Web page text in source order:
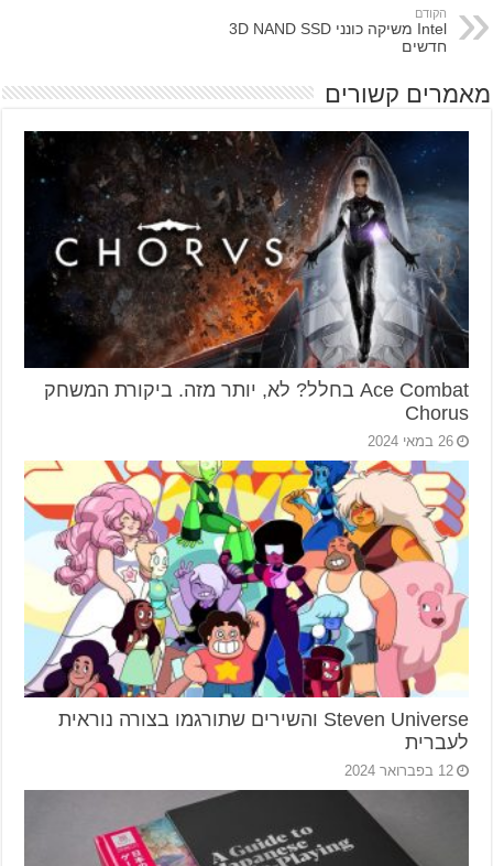
הקודם
Intel משיקה כונני 3D NAND SSD
חדשים
מאמרים קשורים
Ace Combat בחלל? לא, יותר מזה. ביקורת המשחק
Chorus
26 במאי 2024
Steven Universe והשירים שתורגמו בצורה נוראית
לעברית
12 בפברואר 2024